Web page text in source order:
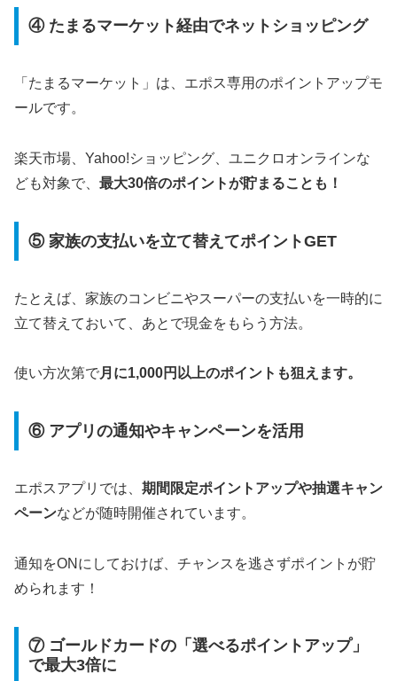
④ たまるマーケット経由でネットショッピング
「たまるマーケット」は、エポス専用のポイントアップモ
ールです。
楽天市場、Yahoo!ショッピング、ユニクロオンラインな
ども対象で、 最大30倍のポイントが貯まることも！
⑤ 家族の支払いを立て替えてポイントGET
たとえば、家族のコンビニやスーパーの支払いを一時的に
立て替えておいて、あとで現金をもらう方法。
使い方次第で月に1,000円以上のポイントも狙えます。
⑥ アプリの通知やキャンペーンを活用
エポスアプリでは、 期間限定ポイントアップや抽選キャン
ペーンなどが随時開催されています。
通知をONにしておけば、チャンスを逃さずポイントが貯
められます！
⑦ ゴールドカードの「選べるポイントアップ」
で最大3倍に